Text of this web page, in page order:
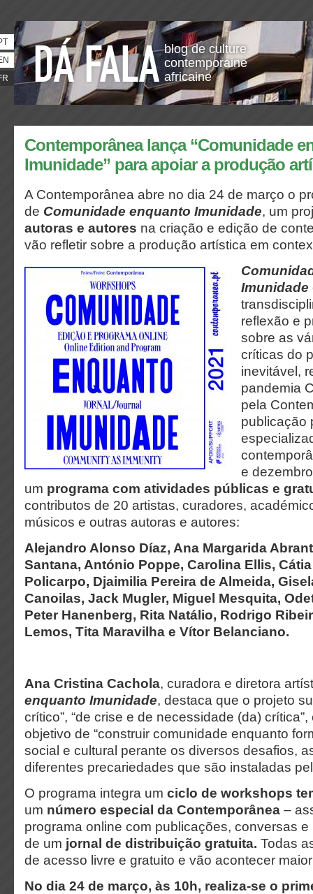
blog de culture
contemporaine
africaine
Contemporânea lança “Comunidade
Imunidade” para apoiar a produção
A Contemporânea abre no dia 24 de março o
de Comunidade enquanto Imunidade, um
autoras e autores na criação e edição de
vão refletir sobre a produção artística em
Imunidade
reflexão e
sobre as
críticas do
inevitável,
pandemia
pela
publicação
e
um programa com atividades públicas e
contributos de 20 artistas, curadores,
músicos e outras autoras e autores:
Alejandro Alonso Díaz, Ana Margarida
Santana, António Poppe, Carolina Ellis,
Policarpo, Djaimilia Pereira de Almeida,
Canoilas, Jack Mugler, Miguel Mesquita,
Peter Hanenberg, Rita Natálio, Rodrigo
Lemos, Tita Maravilha e Vítor Belanciano.
Ana Cristina Cachola, curadora e diretora
enquanto Imunidade, destaca que o projeto
crítico”, “de crise e de necessidade (da)
objetivo de “construir comunidade enquanto
social e cultural perante os diversos desafios,
diferentes precariedades que são instaladas
O programa integra um ciclo de workshops
um número especial da Contemporânea –
programa online com publicações, conversas
de um jornal de distribuição gratuita. Todas
de acesso livre e gratuito e vão acontecer
No dia 24 de março, às 10h, realiza-se o